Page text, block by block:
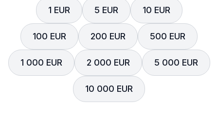
1 EUR 5 EUR 10 EUR
100 EUR 200 EUR 500 EUR
1 000 EUR 2 000 EUR 5 000 EUR
10 000 EUR